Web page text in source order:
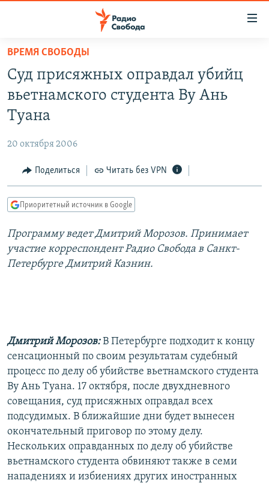
упрощенного
доступа
основному
Вернутся
Вернутся
поиску
ПОДКАСТЫ
АВТОРСКИЕ ПРОЕКТЫ
МНЕНИЯ
КУЛЬТУРА
КАВКАЗ.РЕАЛИИ
СЕВЕР.РЕАЛИИ
СИБИРЬ.РЕАЛИИ
Все сайты РСЕ/РС
ВРЕМЯ СВОБОДЫ
Суд присяжных оправдал убийц
вьетнамского студента Ву Ань
Туана
20 октября 2006
Поделиться Читать без VPN
Приоритетный источник в Google
Программу ведет Дмитрий Морозов. Принимает
участие корреспондент Радио Свобода в Санкт-
Петербурге Дмитрий Казнин.
Дмитрий Морозов:В Петербурге подходит к концу
сенсационный по своим результатам судебный
процесс по делу об убийстве вьетнамского студента
Ву Ань Туана. 17 октября, после двухдневного
совещания, суд присяжных оправдал всех
подсудимых. В ближайшие дни будет вынесен
окончательный приговор по этому делу.
Нескольких оправданных по делу об убийстве
вьетнамского студента обвиняют также в семи
нападениях и избиениях других иностранных